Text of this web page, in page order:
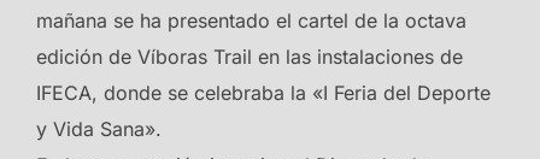
mañana se ha presentado el cartel de la octava
edición de Víboras Trail en las instalaciones de
IFECA, donde se celebraba la «I Feria del Deporte
y Vida Sana».